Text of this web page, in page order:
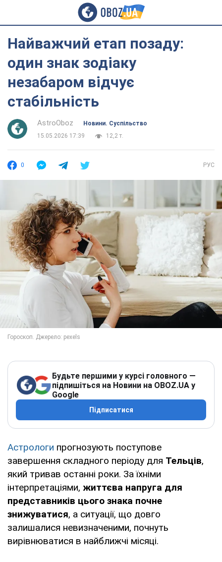
Найважчий етап позаду:
один знак зодіаку
незабаром відчує
стабільність
AstroOboz
Новини. Суспільство
15.05.2026 17:39
12,2 т.
0 РУС
Будьте першими у курсі головного —
підпишіться на Новини на OBOZ.UA у
Google
Підписатися
Астрологи прогнозують поступове
завершення складного періоду для Тельців,
який тривав останні роки. За їхніми
інтерпретаціями, життєва напруга для
представників цього знака почне
знижуватися, а ситуації, що довго
залишалися невизначеними, почнуть
вирівнюватися в найближчі місяці.